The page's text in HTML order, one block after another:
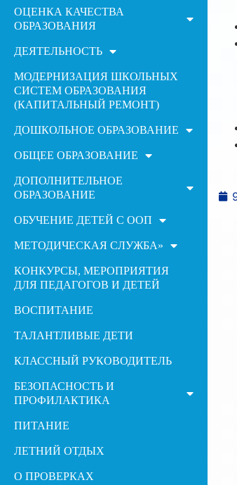
ОЦЕНКА КАЧЕСТВА
ОБРАЗОВАНИЯ
ДЕЯТЕЛЬНОСТЬ
МОДЕРНИЗАЦИЯ ШКОЛЬНЫХ
СИСТЕМ ОБРАЗОВАНИЯ
(КАПИТАЛЬНЫЙ РЕМОНТ)
ДОШКОЛЬНОЕ ОБРАЗОВАНИЕ
ОБЩЕЕ ОБРАЗОВАНИЕ
ДОПОЛНИТЕЛЬНОЕ
ОБРАЗОВАНИЕ
ОБУЧЕНИЕ ДЕТЕЙ С ООП
МЕТОДИЧЕСКАЯ СЛУЖБА»
КОНКУРСЫ, МЕРОПРИЯТИЯ
ДЛЯ ПЕДАГОГОВ И ДЕТЕЙ
ВОСПИТАНИЕ
ТАЛАНТЛИВЫЕ ДЕТИ
КЛАССНЫЙ РУКОВОДИТЕЛЬ
БЕЗОПАСНОСТЬ И
ПРОФИЛАКТИКА
ПИТАНИЕ
ЛЕТНИЙ ОТДЫХ
О ПРОВЕРКАХ